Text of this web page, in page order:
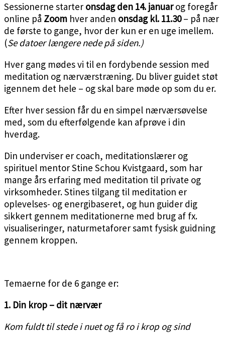
Sessionerne starter onsdag den 14. januarog foregår
online på Zoom hver anden onsdag kl. 11.30– på nær
de første to gange, hvor der kun er en uge imellem.
(Se datoer længere nede på siden.)
Hver gang mødes vi til en fordybende session med
meditation og nærværstræning. Du bliver guidet støt
igennem det hele – og skal bare møde op som du er.
Efter hver session får du en simpel nærværsøvelse
med, som du efterfølgende kan afprøve i din
hverdag.
Din underviser er coach, meditationslærer og
spirituel mentor Stine Schou Kvistgaard, som har
mange års erfaring med meditation til private og
virksomheder. Stines tilgang til meditation er
oplevelses- og energibaseret, og hun guider dig
sikkert gennem meditationerne med brug af fx.
visualiseringer, naturmetaforer samt fysisk guidning
gennem kroppen.
Temaerne for de 6 gange er:
1. Din krop – dit nærvær
Kom fuldt til stede i nuet og få ro i krop og sind